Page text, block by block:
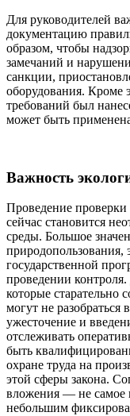
Для руководителей
документацию
образом, чтобы
замечаний и
санкции,
оборудования. Кроме
требований был
может быть
Важность
Проведение проверки
сейчас становится
среды. Большое
природопользования,
государственной
проведении
которые старательно
могут не разобраться
ужесточение и
отслеживать
быть
охране труда на
этой сферы закона.
вложения — не самое
небольшим